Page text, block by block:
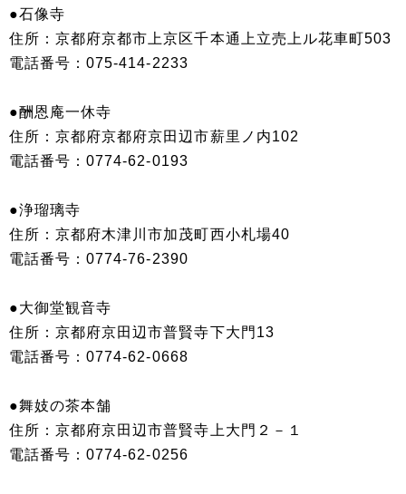
●石像寺
住所：京都府京都市上京区千本通上立売上ル花車町503
電話番号：075-414-2233
●酬恩庵一休寺
住所：京都府京都府京田辺市薪里ノ内102
電話番号：0774-62-0193
●浄瑠璃寺
住所：京都府木津川市加茂町西小札場40
電話番号：0774-76-2390
●大御堂観音寺
住所：京都府京田辺市普賢寺下大門13
電話番号：0774-62-0668
●舞妓の茶本舗
住所：京都府京田辺市普賢寺上大門２－１
電話番号：0774-62-0256